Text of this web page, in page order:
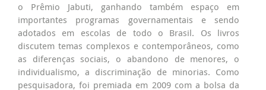
o Prêmio Jabuti, ganhando também espaço em
importantes programas governamentais e sendo
adotados em escolas de todo o Brasil. Os livros
discutem temas complexos e contemporâneos, como
as diferenças sociais, o abandono de menores, o
individualismo, a discriminação de minorias. Como
pesquisadora, foi premiada em 2009 com a bolsa da